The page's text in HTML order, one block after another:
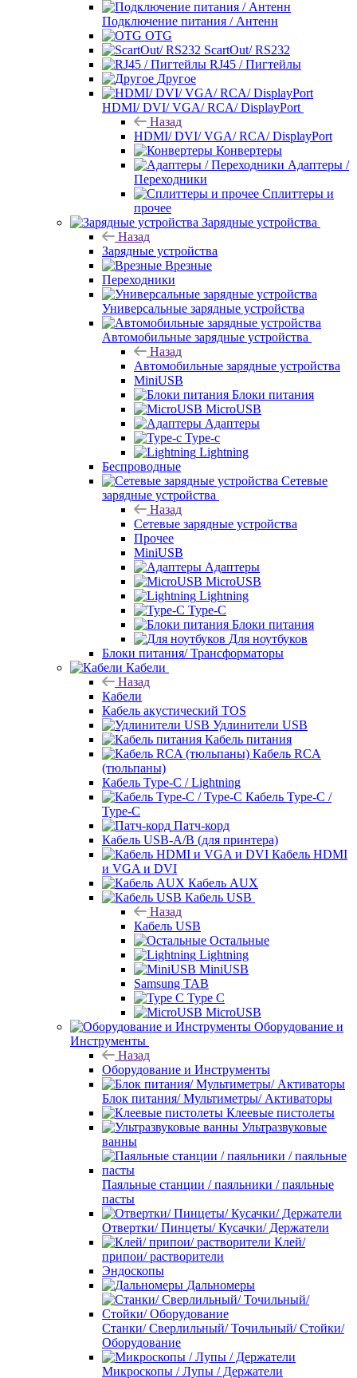
Подключение питания / Антенн
OTG
ScartOut/ RS232
RJ45 / Пигтейлы
Другое
HDMI/ DVI/ VGA/ RCA/ DisplayPort
Назад
HDMI/ DVI/ VGA/ RCA/ DisplayPort
Конвертеры
Адаптеры /
Переходники
Сплиттеры и
прочее
Зарядные устройства
Назад
Зарядные устройства
Врезные
Переходники
Универсальные зарядные устройства
Автомобильные зарядные устройства
Назад
Автомобильные зарядные устройства
MiniUSB
Блоки питания
MicroUSB
Адаптеры
Type-c
Lightning
Беспроводные
Сетевые
зарядные устройства
Назад
Сетевые зарядные устройства
Прочее
MiniUSB
Адаптеры
MicroUSB
Lightning
Type-C
Блоки питания
Для ноутбуков
Блоки питания/ Трансформаторы
Кабели
Назад
Кабели
Кабель акустический TOS
Удлинители USB
Кабель питания
Кабель RCA
(тюльпаны)
Кабель Type-C / Lightning
Кабель Type-C /
Type-C
Патч-корд
Кабель USB-A/B (для принтера)
Кабель HDMI
и VGA и DVI
Кабель AUX
Кабель USB
Назад
Кабель USB
Остальные
Lightning
MiniUSB
Samsung TAB
Type C
MicroUSB
Оборудование и
Инструменты
Назад
Оборудование и Инструменты
Блок питания/ Мультиметры/ Активаторы
Клеевые пистолеты
Ультразвуковые
ванны
Паяльные станции / паяльники / паяльные
пасты
Отвертки/ Пинцеты/ Кусачки/ Держатели
Клей/
припои/ растворители
Эндоскопы
Дальномеры
Станки/ Сверлильный/ Точильный/ Стойки/
Оборудование
Микроскопы / Лупы / Держатели